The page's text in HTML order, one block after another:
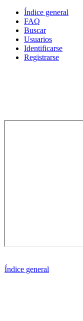
Índice general
FAQ
Buscar
Usuarios
Identificarse
Registrarse
Índice general